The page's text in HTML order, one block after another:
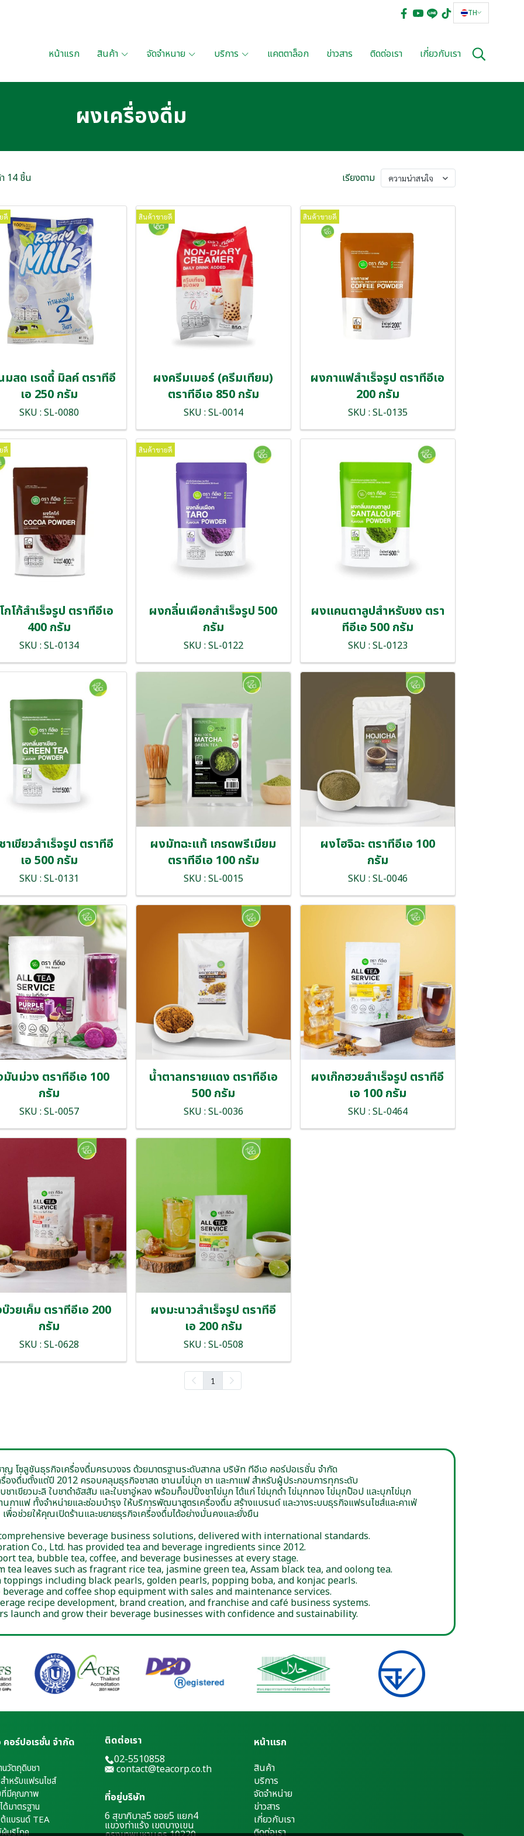
TH
หน้าแรก สินค้า จัดจำหนาย บริการ แคตตาล็อก ข่าวสาร ติดต่อเรา เกี่ยวกับเรา
ผงเครื่องดื่ม
14 ชิ้น เรียงตาม ความน่าสนใจ
ดี
สด เรดดี้ มิลค์ ตราทีอี
เอ 250 กรัม
SKU : SL-0080
สินค้าขายดี
ผงครีมเมอร์ (ครีมเทียม)
ตราทีอีเอ 850 กรัม
SKU : SL-0014
สินค้าขายดี
ผงกาแฟสำเร็จรูป ตราทีอีเอ
200 กรัม
SKU : SL-0135
ดี
โก้สำเร็จรูป ตราทีอีเอ
400 กรัม
SKU : SL-0134
สินค้าขายดี
ผงกลิ่นเผือกสำเร็จรูป 500
กรัม
SKU : SL-0122
ผงแคนตาลูปสำหรับชง ตรา
ทีอีเอ 500 กรัม
SKU : SL-0123
เขียวสำเร็จรูป ตราทีอี
เอ 500 กรัม
SKU : SL-0131
ผงมัทฉะแท้ เกรดพรีเมียม
ตราทีอีเอ 100 กรัม
SKU : SL-0015
ผงโฮจิฉะ ตราทีอีเอ 100
กรัม
SKU : SL-0046
นม่วง ตราทีอีเอ 100
กรัม
SKU : SL-0057
น้ำตาลทรายแดง ตราทีอีเอ
500 กรัม
SKU : SL-0036
ผงเก๊กฮวยสำเร็จรูป ตราทีอี
เอ 100 กรัม
SKU : SL-0464
วยเค็ม ตราทีอีเอ 200
กรัม
SKU : SL-0628
ผงมะนาวสำเร็จรูป ตราทีอี
เอ 200 กรัม
SKU : SL-0508
1
ญ โซลูชันธุรกิจเครื่องดื่มครบวงจร ด้วยมาตรฐานระดับสากล บริษัท ทีอีเอ คอร์ปอเรชั่น จำกัด
รื่องดื่มตั้งแต่ปี 2012 ครอบคลุมธุรกิจชาสด ชานมไข่มุก ชา และกาแฟ สำหรับผู้ประกอบการทุกระดับ
ชาเขียวมะลิ ใบชาดำอัสสัม และใบชาอู่หลง พร้อมท็อปปิ้งชาไข่มุก ได้แก่ ไข่มุกดำ ไข่มุกทอง ไข่มุกป๊อป และบุกไข่มุก
กาแฟ ทั้งจำหน่ายและซ่อมบำรุง ให้บริการพัฒนาสูตรเครื่องดื่ม สร้างแบรนด์ และวางระบบธุรกิจแฟรนไชส์และคาเฟ่
เพื่อช่วยให้คุณเปิดร้านและขยายธุรกิจเครื่องดื่มได้อย่างมั่นคงและยั่งยืน
beverage business solutions, delivered with international standards.
Co., Ltd. has provided tea and beverage ingredients since 2012.
tea, bubble tea, coffee, and beverage businesses at every stage.
leaves such as fragrant rice tea, jasmine green tea, Assam black tea, and oolong tea.
including black pearls, golden pearls, popping boba, and konjac pearls.
and coffee shop equipment with sales and maintenance services.
recipe development, brand creation, and franchise and café business systems.
launch and grow their beverage businesses with confidence and sustainability.
อร์ปอเรชั่น จำกัด
วัตถุดิบชา
ำหรับแฟรนไชส์
ที่มีคุณภาพ
ด้มาตรฐาน
แบรนด์ TEA
บริโภค
ติดต่อเรา
02-5510858
contact@teacorp.co.th
ที่อยู่บริษัท
6 สุขาภิบาล5 ซอย5 แยก4
แขวงท่าแร้ง เขตบางเขน
หน้าแรก
สินค้า
บริการ
จัดจำหน่าย
ข่าวสาร
เกี่ยวกับเรา
ติดต่อเรา